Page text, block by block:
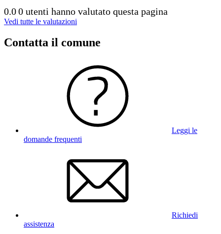
0.00 utenti hanno valutato questa pagina
Vedi tutte le valutazioni
Contatta il comune
Leggi le
domande frequenti
Richiedi
assistenza